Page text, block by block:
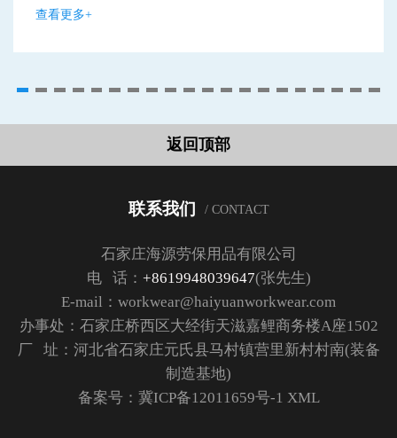
查看更多+
返回顶部
联系我们 / CONTACT
石家庄海源劳保用品有限公司
电 话： +8619948039647(张先生)
E-mail：workwear@haiyuanworkwear.com
办事处：石家庄桥西区大经街天滋嘉鲤商务楼A座1502
厂 址：河北省石家庄元氏县马村镇营里新村村南(装备
制造基地)
备案号： 冀ICP备12011659号-1 XML